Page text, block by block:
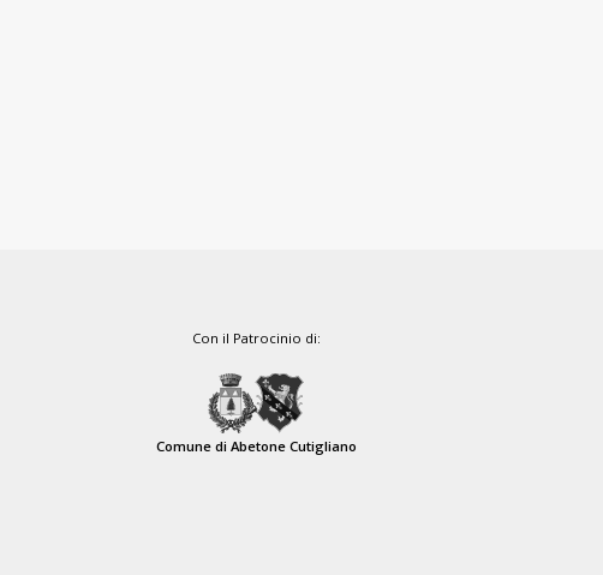
Con il Patrocinio di:
Comune di Abetone Cutigliano